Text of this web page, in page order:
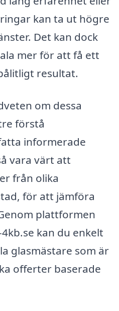
kan ta ut högre
Det kan dock
mer för att få ett
resultat.
om dessa
förstå
informerade
vara värt att
från olika
för att jämföra
plattformen
kan du enkelt
glasmästare som är
offerter baserade